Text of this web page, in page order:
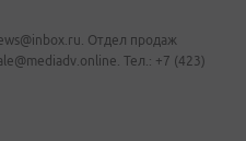
Отдел продаж
Тел.: +7 (423)